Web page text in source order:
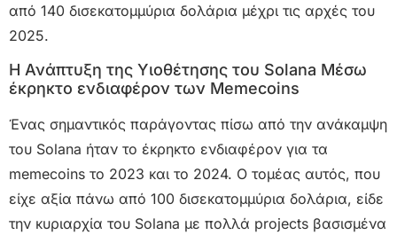
από 140 δισεκατομμύρια δολάρια μέχρι τις αρχές του
2025.
Η Ανάπτυξη της Υιοθέτησης του Solana Μέσω
έκρηκτο ενδιαφέρον των Memecoins
Ένας σημαντικός παράγοντας πίσω από την ανάκαμψη
του Solana ήταν το έκρηκτο ενδιαφέρον για τα
memecoins το 2023 και το 2024. Ο τομέας αυτός, που
είχε αξία πάνω από 100 δισεκατομμύρια δολάρια, είδε
την κυριαρχία του Solana με πολλά projects βασισμένα